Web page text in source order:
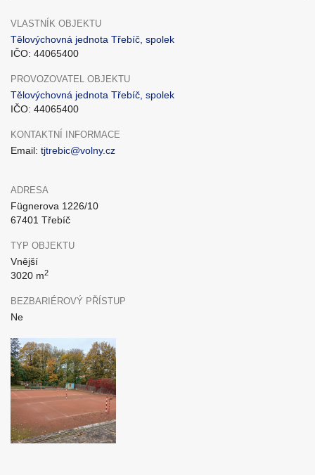
VLASTNÍK OBJEKTU
Tělovýchovná jednota Třebíč, spolek
IČO: 44065400
PROVOZOVATEL OBJEKTU
Tělovýchovná jednota Třebíč, spolek
IČO: 44065400
KONTAKTNÍ INFORMACE
Email: tjtrebic@volny.cz
ADRESA
Fügnerova 1226/10
67401 Třebíč
TYP OBJEKTU
Vnější
3020 m2
BEZBARIÉROVÝ PŘÍSTUP
Ne